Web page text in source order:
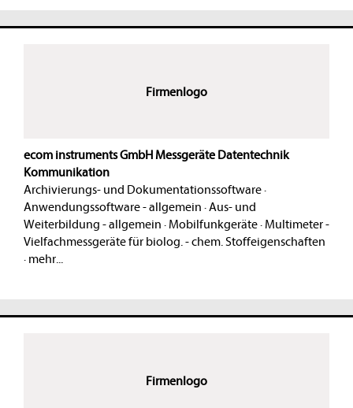
Firmenlogo
ecom instruments GmbH Messgeräte Datentechnik
Kommunikation
Archivierungs- und Dokumentationssoftware·
Anwendungssoftware - allgemein ·Aus- und
Weiterbildung - allgemein · Mobilfunkgeräte· Multimeter -
Vielfachmessgeräte für biolog. - chem. Stoffeigenschaften
· mehr...
Firmenlogo